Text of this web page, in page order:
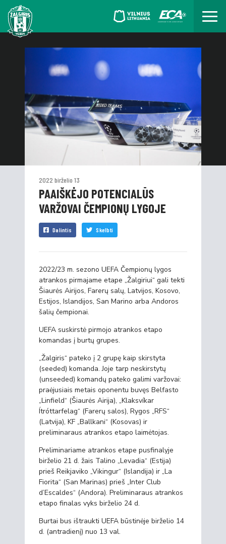
2022 birželio 13
PAAIŠKĖJO POTENCIALŪS
VARŽOVAI ČEMPIONŲ LYGOJE
Dalintis Skelbti
2022/23 m. sezono UEFA Čempionų lygos
atrankos pirmajame etape „Žalgiriui“ gali tekti
Šiaurės Airijos, Farerų salų, Latvijos, Kosovo,
Estijos, Islandijos, San Marino arba Andoros
šalių čempionai.
UEFA suskirstė pirmojo atrankos etapo
komandas į burtų grupes.
„Žalgiris“ pateko į 2 grupę kaip skirstyta
(seeded) komanda. Joje tarp neskirstytų
(unseeded) komandų pateko galimi varžovai:
praėjusiais metais oponentu buvęs Belfasto
„Linfield“ (Šiaurės Airija), „Klaksvíkar
Ítróttarfelag“ (Farerų salos), Rygos „RFS“
(Latvija), KF „Ballkani“ (Kosovas) ir
preliminaraus atrankos etapo laimėtojas.
Preliminariame atrankos etape pusfinalyje
birželio 21 d. žais Talino „Levadia“ (Estija)
prieš Reikjaviko „Vikingur“ (Islandija) ir „La
Fiorita“ (San Marinas) prieš „Inter Club
d’Escaldes“ (Andora). Preliminaraus atrankos
etapo finalas vyks birželio 24 d.
Burtai bus ištraukti UEFA būstinėje birželio 14
d. (antradienį) nuo 13 val.